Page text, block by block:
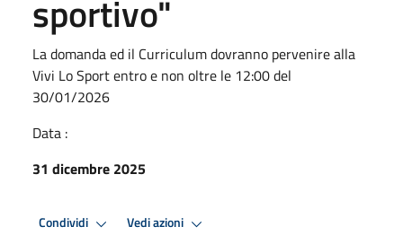
sportivo"
La domanda ed il Curriculum dovranno pervenire alla
Vivi Lo Sport entro e non oltre le 12:00 del
30/01/2026
Data :
31 dicembre 2025
Condividi Vedi azioni